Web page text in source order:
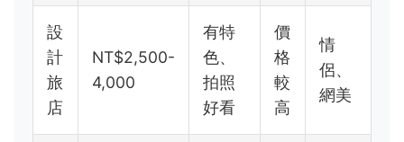
設
計
旅
店
NT$2,500-
4,000
有特
色、
拍照
好看
價
格
較
高
情
侶、
網美